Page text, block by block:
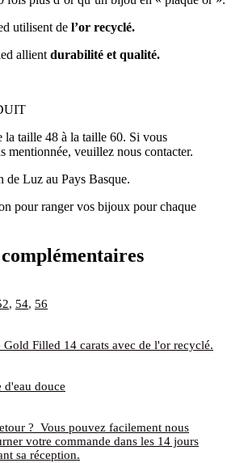
utilisent de l’or recyclé.
allient durabilité et qualité.
la taille 48 à la taille 60. Si vous
mentionnée, veuillez nous contacter.
de Luz au Pays Basque.
pour ranger vos bijoux pour chaque
, 54, 56
Gold Filled 14 carats avec de l'or recyclé.
d'eau douce
? Vous pouvez facilement nous
votre commande dans les 14 jours
sa réception.